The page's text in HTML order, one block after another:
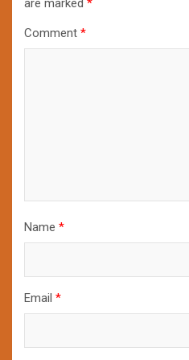
are marked *
Comment *
Name *
Email *